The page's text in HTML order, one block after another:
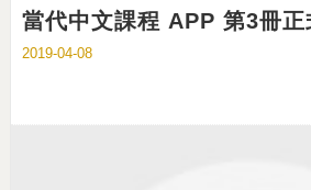
當代中文課程 APP 第3冊正
2019-04-08